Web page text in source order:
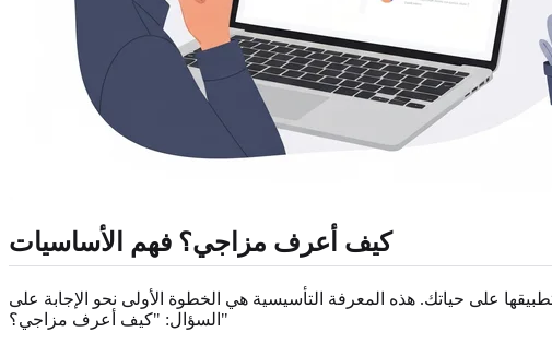
كيف أعرف مزاجي؟ فهم الأساسيات
على حياتك. هذه المعرفة التأسيسية هي الخطوة الأولى نحو الإجابة على
السؤال: "كيف أعرف مزاجي؟"